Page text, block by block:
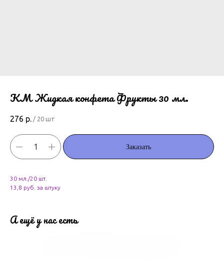
КМ Жидкая конфета Фрукты 30 мл.
276 р. / 20 шт
Заказать
30 мл./20 шт.
13,8 руб. за штуку
А ещё у нас есть